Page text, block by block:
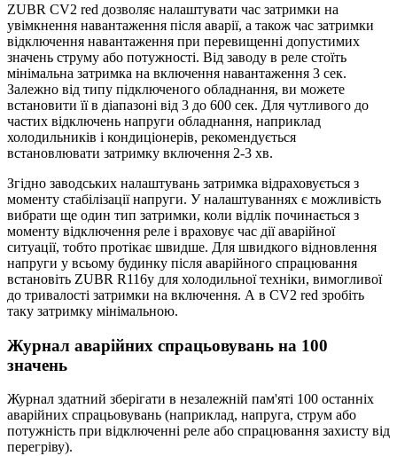
ZUBR CV2 red дозволяє налаштувати час затримки на
увімкнення навантаження після аварії, а також час затримки
відключення навантаження при перевищенні допустимих
значень струму або потужності. Від заводу в реле стоїть
мінімальна затримка на включення навантаження 3 сек.
Залежно від типу підключеного обладнання, ви можете
встановити її в діапазоні від 3 до 600 сек. Для чутливого до
частих відключень напруги обладнання, наприклад
холодильників і кондиціонерів, рекомендується
встановлювати затримку включення 2-3 хв.
Згідно заводських налаштувань затримка відраховується з
моменту стабілізації напруги. У налаштуваннях є можливість
вибрати ще один тип затримки, коли відлік починається з
моменту відключення реле і враховує час дії аварійної
ситуації, тобто протікає швидше. Для швидкого відновлення
напруги у всьому будинку після аварійного спрацювання
встановіть ZUBR R116y для холодильної техніки, вимогливої
до тривалості затримки на включення. А в CV2 red зробіть
таку затримку мінімальною.
Журнал аварійних спрацьовувань на 100
значень
Журнал здатний зберігати в незалежній пам'яті 100 останніх
аварійних спрацьовувань (наприклад, напруга, струм або
потужність при відключенні реле або спрацювання захисту від
перегріву).